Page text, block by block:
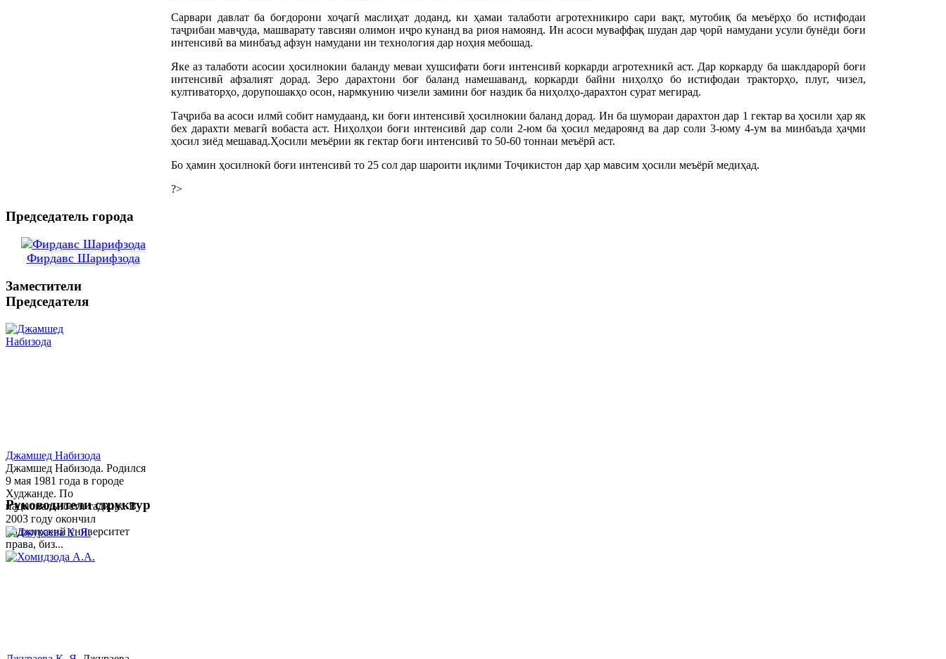
Сарвари давлат ба боғдорони хоҷагӣ маслиҳат доданд, ки ҳамаи талаботи агротехникиро сари вақт, мутобиқ ба меъёрҳо бо истифодаи
таҷрибаи мавҷуда, машварату тавсияи олимон иҷро кунанд ва риоя намоянд. Ин асоси муваффақ шудан дар ҷорӣ намудани усули бунёди боғи
интенсивӣ ва минбаъд афзун намудани ин технология дар ноҳия мебошад.
Яке аз талаботи асосии ҳосилнокии баланду меваи хушсифати боғи интенсивӣ коркарди агротехникӣ аст. Дар коркарду ба шаклдарорӣ боғи
интенсивӣ афзалият дорад. Зеро дарахтони боғ баланд намешаванд, коркарди байни ниҳолҳо бо истифодаи тракторҳо, плуг, чизел,
култиваторҳо, дорупошакҳо осон, нармкунию чизели замини боғ наздик ба ниҳолҳо-дарахтон сурат мегирад.
Таҷриба ва асоси илмӣ собит намудаанд, ки боғи интенсивӣ ҳосилнокии баланд дорад. Ин ба шумораи дарахтон дар 1 гектар ва ҳосили ҳар як
бех дарахти мевагӣ вобаста аст. Ниҳолҳои боғи интенсивӣ дар соли 2-юм ба ҳосил медароянд ва дар соли 3-юму 4-ум ва минбаъда ҳаҷми
ҳосил зиёд мешавад.Ҳосили меъёрии як гектар боғи интенсивӣ то 50-60 тоннаи меъёрӣ аст.
Бо ҳамин ҳосилнокӣ боғи интенсивӣ то 25 сол дар шароити иқлими Тоҷикистон дар ҳар мавсим ҳосили меъёрӣ медиҳад.
?>
Председатель города
Фирдавс Шарифзода
Заместители
Председателя
Джамшед Набизода
Джамшед Набизода. Родился
9 мая 1981 года в городе
Худжанде. По
национальности таджик. В
2003 году окончил
Таджикский университет
права, биз...
Руководители структур